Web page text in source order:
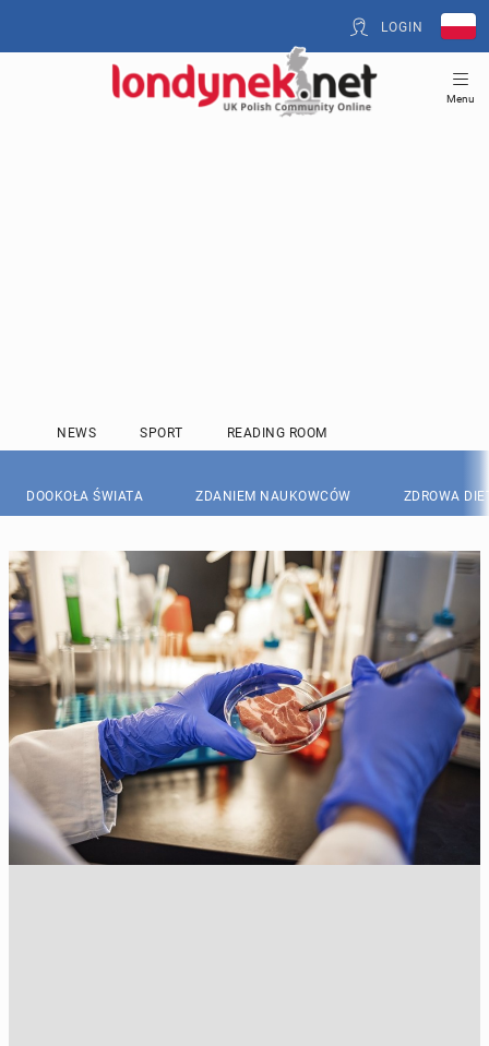
LOGIN
Menu
NEWS SPORT READING ROOM
DOOKOŁA ŚWIATA ZDANIEM NAUKOWCÓW ZDROWA